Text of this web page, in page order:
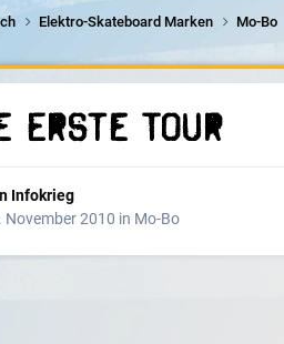
Elektro-Skateboard Marken Mo-Bo
Erste Tour
Infokrieg
November 2010 in Mo-Bo